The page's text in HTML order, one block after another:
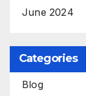
June 2024
Categories
Blog